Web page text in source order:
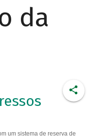
da
um sistema de reserva de